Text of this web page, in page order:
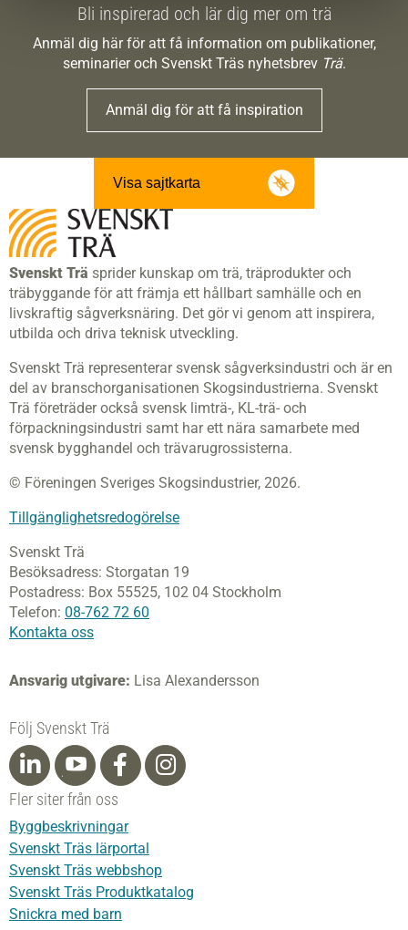
Bli inspirerad och lär dig mer om trä
Anmäl dig här för att få information om publikationer,
seminarier och Svenskt Träs nyhetsbrev Trä.
Anmäl dig för att få inspiration
Visa sajtkarta
Svenskt Trä sprider kunskap om trä, träprodukter och
träbyggande för att främja ett hållbart samhälle och en
livskraftig sågverksnäring. Det gör vi genom att inspirera,
utbilda och driva teknisk utveckling.
Svenskt Trä representerar svensk sågverksindustri och är en
del av branschorganisationen Skogsindustrierna. Svenskt
Trä företräder också svensk limträ-, KL-trä- och
förpackningsindustri samt har ett nära samarbete med
svensk bygghandel och trävarugrossisterna.
© Föreningen Sveriges Skogsindustrier, 2026.
Tillgänglighetsredogörelse
Svenskt Trä
Besöksadress: Storgatan 19
Postadress: Box 55525, 102 04 Stockholm
Telefon: 08-762 72 60
Kontakta oss
Ansvarig utgivare: Lisa Alexandersson
Följ Svenskt Trä
Fler siter från oss
Byggbeskrivningar
Svenskt Träs lärportal
Svenskt Träs webbshop
Svenskt Träs Produktkatalog
Snickra med barn